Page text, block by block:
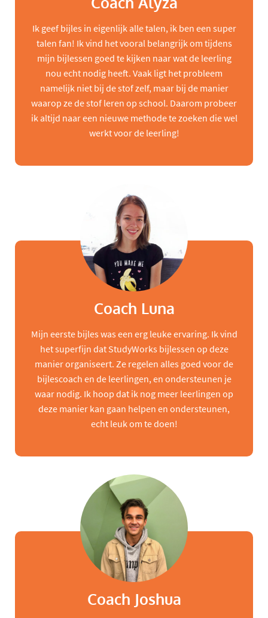
Ik geef bijles in eigenlijk alle talen, ik ben een super
talen fan! Ik vind het vooral belangrijk om tijdens
mijn bijlessen goed te kijken naar wat de leerling
nou echt nodig heeft. Vaak ligt het probleem
namelijk niet bij de stof zelf, maar bij de manier
waarop ze de stof leren op school. Daarom probeer
ik altijd naar een nieuwe methode te zoeken die wel
werkt voor de leerling!
Coach Luna
Mijn eerste bijles was een erg leuke ervaring. Ik vind
het superfijn dat StudyWorks bijlessen op deze
manier organiseert. Ze regelen alles goed voor de
bijlescoach en de leerlingen, en ondersteunen je
waar nodig. Ik hoop dat ik nog meer leerlingen op
deze manier kan gaan helpen en ondersteunen,
echt leuk om te doen!
Coach Joshua